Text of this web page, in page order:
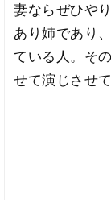
妻ならぜひや
あり姉であり
ている人。そ
せて演じさせ